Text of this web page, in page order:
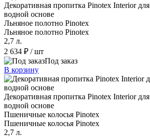
Декоративная пропитка Pinotex Interior
водной основе
Льняное полотно Pinotex
Льняное полотно Pinotex
2,7 л.
2 634 ₽ / шт
Под заказ
В корзину
Декоративная пропитка Pinotex Interior
водной основе
Пшеничные колосья Pinotex
Пшеничные колосья Pinotex
2,7 л.